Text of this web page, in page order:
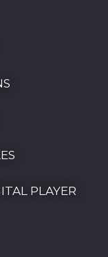
PLAYER